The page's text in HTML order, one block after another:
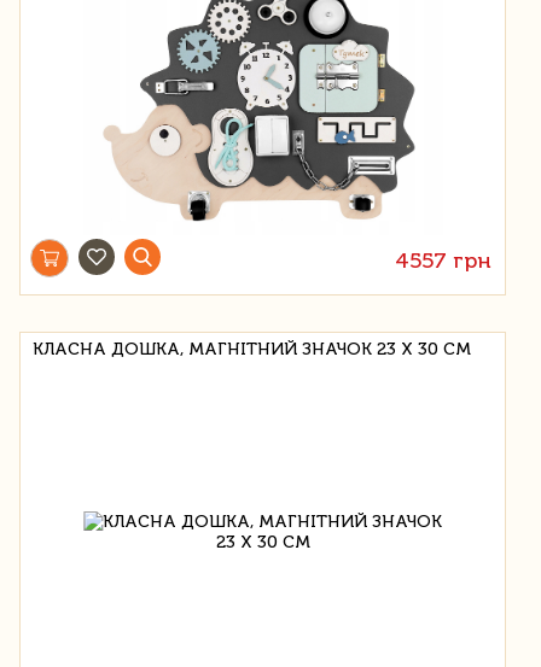
4557 грн
КЛАСНА ДОШКА, МАГНІТНИЙ ЗНАЧОК 23 Х 30 СМ